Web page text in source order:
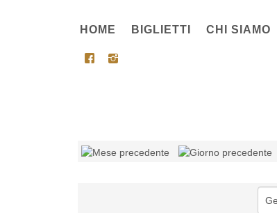
HOME BIGLIETTI CHI SIAMO